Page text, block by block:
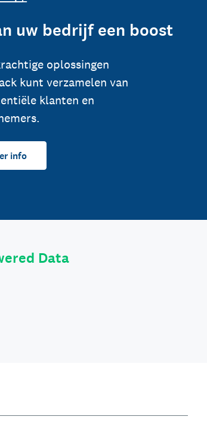
uw bedrijf een boost
oplossingen
kunt verzamelen van
klanten en
info
Data